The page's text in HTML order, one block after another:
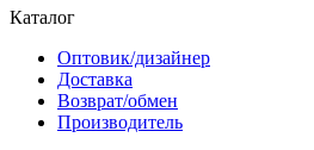
Каталог
Оптовик/дизайнер
Доставка
Возврат/обмен
Производитель